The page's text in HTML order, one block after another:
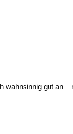
wahnsinnig gut an